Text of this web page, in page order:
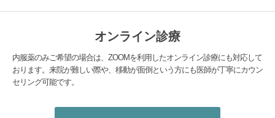
オンライン診療
内服薬のみご希望の場合は、ZOOMを利用したオンライン診療にも対応して
おります。来院が難しい際や、移動が面倒という方にも医師が丁寧にカウン
セリング可能です。